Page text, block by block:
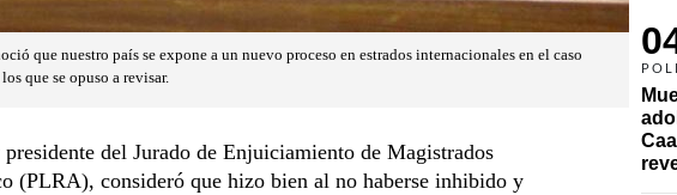
que nuestro país se expone a un nuevo proceso en estrados internacionales en el caso
que se opuso a revisar.
del Jurado de Enjuiciamiento de Magistrados
(PLRA), consideró que hizo bien al no haberse inhibido y